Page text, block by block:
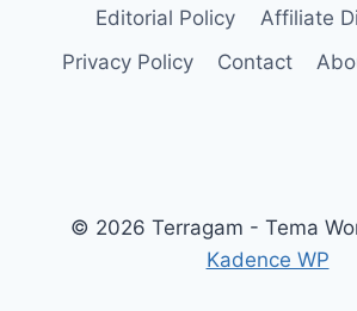
ESSA
SUCULENTA
Editorial Policy
Affiliate
Privacy Policy
Contact
© 2026 Terragam - Tema
Kadence WP